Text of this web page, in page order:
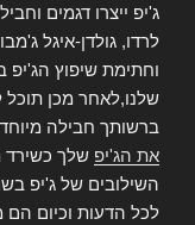
ג'יפ ייצרו דגמים
לרדו, גולדן-איגל
וחתימת שיפוץ
שלנו,לאחר מכן תוכל
ברשותך חבילה
את הג'יפ שלך כשירד
השילובים של ג'יפ
לכל הדעות וכיום הם